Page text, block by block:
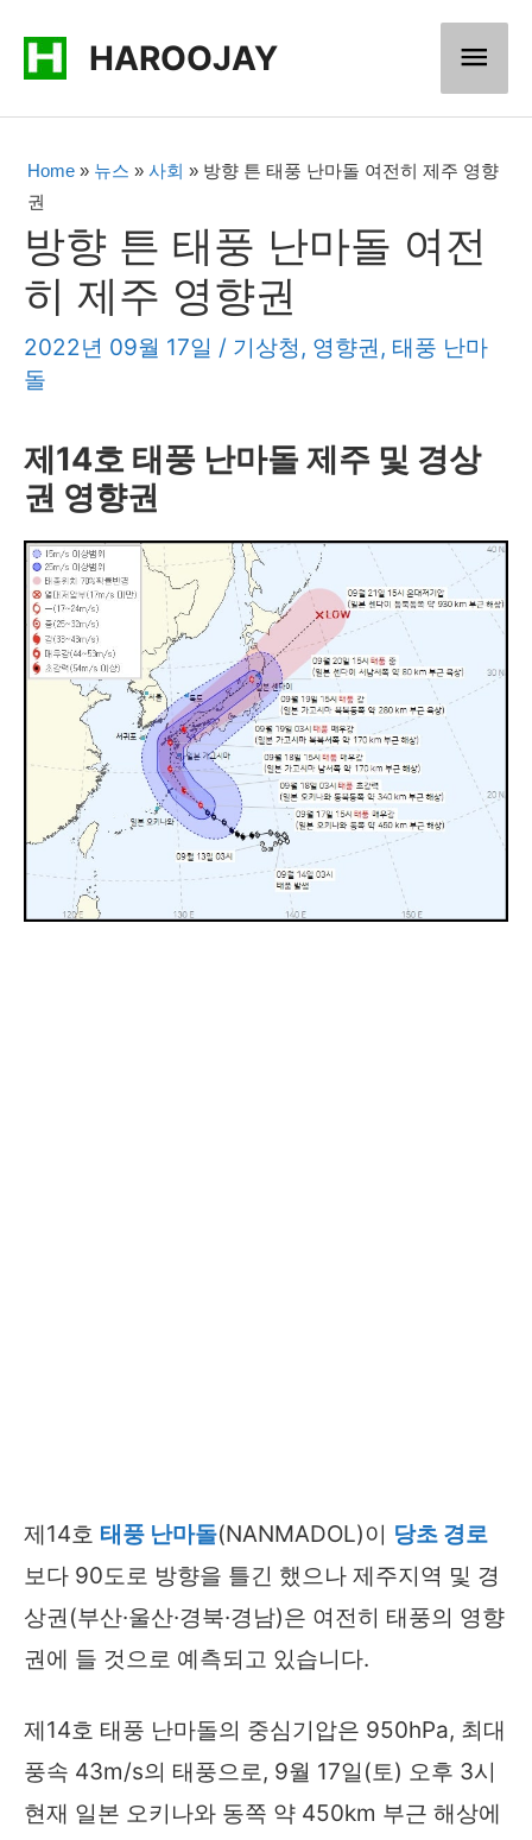
HAROOJAY
메
인
메
뉴
Home » 뉴스 » 사회 » 방향 튼 태풍 난마돌 여전히 제주 영향
권
방향 튼 태풍 난마돌 여전
히 제주 영향권
2022년 09월 17일 / 기상청, 영향권 , 태풍 난마
돌
제14호 태풍 난마돌 제주 및 경상
권 영향권
제14호 태풍 난마돌(NANMADOL)이 당초 경로
보다 90도로 방향을 틀긴 했으나 제주지역 및 경
상권(부산·울산·경북·경남)은 여전히 태풍의 영향
권에 들 것으로 예측되고 있습니다.
제14호 태풍 난마돌의 중심기압은 950hPa, 최대
풍속 43m/s의 태풍으로, 9월 17일(토) 오후 3시
현재 일본 오키나와 동쪽 약 450km 부근 해상에